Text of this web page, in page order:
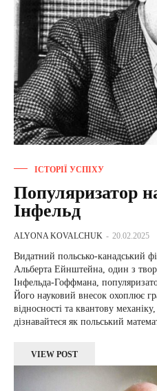
ІСТОРІЇ УСПІХУ
Популяризатор
Інфельд
ALYONA KOVALCHUK - 20.02.2025
Видатний польсько-канадський
Альберта Ейнштейна, один з
Інфельда-Гоффмана,
Його науковий внесок охоплює
відносності та квантову
дізнавайтеся як польський
VIEW POST